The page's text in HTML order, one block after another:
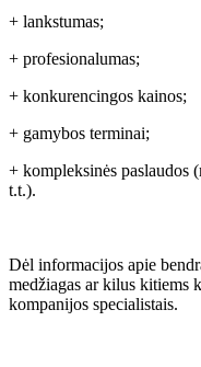
+ lankstumas;
+ profesionalumas;
+ konkurencingos kainos;
+ gamybos terminai;
+ kompleksinės paslaudos
t.t.).
Dėl informacijos apie
medžiagas ar kilus kitiems
kompanijos specialistais.